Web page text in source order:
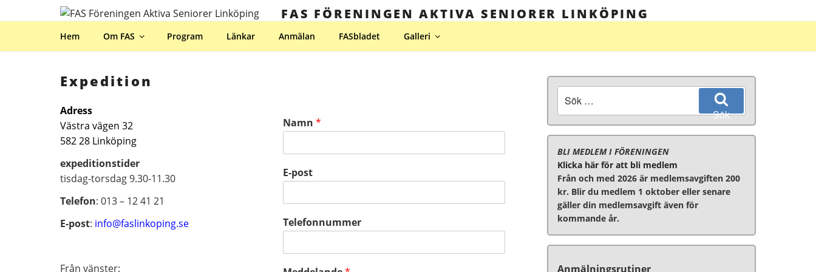
till
FAS FÖRENINGEN AKTIVA SENIORER LINKÖPING
Hem Om FAS Program Länkar Anmälan FASbladet Galleri
Expedition
Adress
Västra vägen 32
582 28 Linköping
expeditionstider
tisdag-torsdag 9.30-11.30
Telefon: 013 – 12 41 21
E-post: info@faslinkoping.se
Från vänster:
Namn *
E-post
Telefonnummer
efter:
Sök
BLI MEDLEM I FÖRENINGEN
Klicka här för att bli medlem
Från och med 2026 är medlemsavgiften 200
kr. Blir du medlem 1 oktober eller senare
gäller din medlemsavgift även för
kommande år.
Anmälningsrutiner